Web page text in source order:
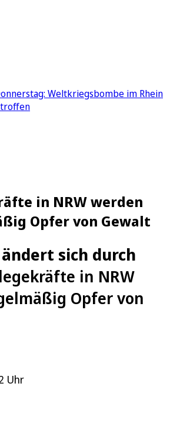
Weltkriegsbombe im Rhein
in NRW werden
Opfer von Gewalt
sich durch
in NRW
Opfer von
Uhr